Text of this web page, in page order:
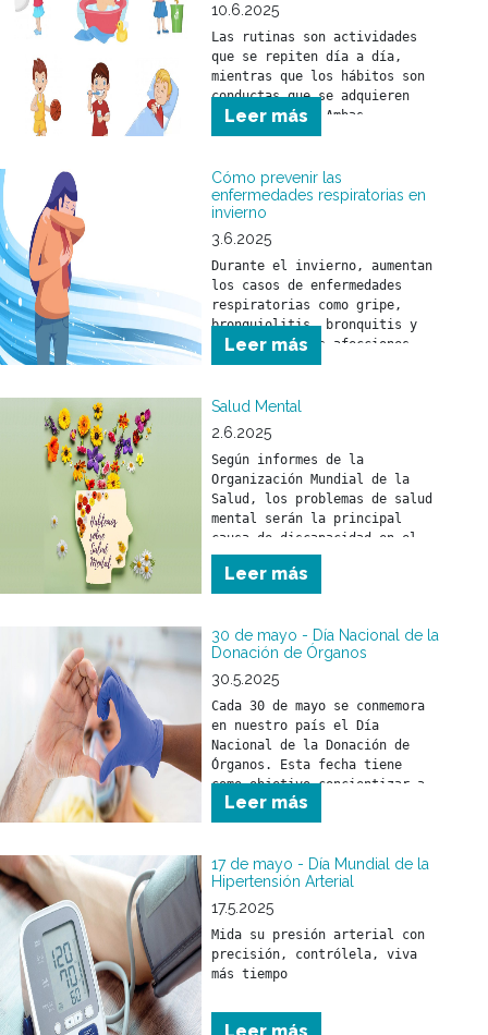
10.6.2025
Las rutinas son actividades
que se repiten día a día,
mientras que los hábitos son
conductas que se adquieren
con el tiempo. Ambas
herramientas ayudan a que
mundo que los rodea y se
sientan seguros frente a los
desafíos del día a día.
Leer más
Cómo prevenir las
enfermedades respiratorias en
invierno
3.6.2025
Durante el invierno, aumentan
los casos de enfermedades
respiratorias como gripe,
bronquiolitis, bronquitis y
neumonía. Estas afecciones
pueden afectar a toda la
especialmente peligrosas para
niñas y niños menores de 5
años y para personas mayores
de 65 años.
Leer más
Salud Mental
2.6.2025
Según informes de la
Organización Mundial de la
Salud, los problemas de salud
mental serán la principal
causa de discapacidad en el
mundo en el año 2030.
Leer más
30 de mayo - Día Nacional de la
Donación de Órganos
30.5.2025
Cada 30 de mayo se conmemora
en nuestro país el Día
Nacional de la Donación de
Órganos. Esta fecha tiene
como objetivo concientizar a
la sociedad sobre la
importancia de donar órganos
fundamental para salvar vidas
y mejorar la calidad de vida
Leer más
17 de mayo - Día Mundial de la
Hipertensión Arterial
17.5.2025
Mida su presión arterial con
precisión, contrólela, viva
más tiempo